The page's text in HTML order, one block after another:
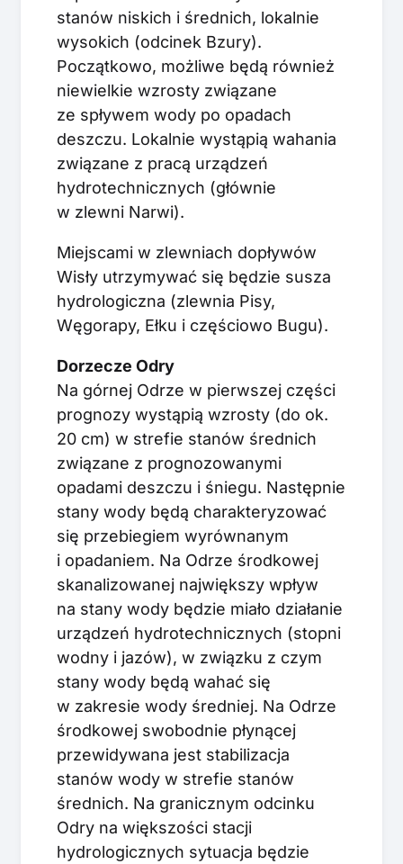
stanów niskich i średnich, lokalnie
wysokich (odcinek Bzury).
Początkowo, możliwe będą również
niewielkie wzrosty związane
ze spływem wody po opadach
deszczu. Lokalnie wystąpią wahania
związane z pracą urządzeń
hydrotechnicznych (głównie
w zlewni Narwi).
Miejscami w zlewniach dopływów
Wisły utrzymywać się będzie susza
hydrologiczna (zlewnia Pisy,
Węgorapy, Ełku i częściowo Bugu).
Dorzecze Odry
Na górnej Odrze w pierwszej części
prognozy wystąpią wzrosty (do ok.
20 cm) w strefie stanów średnich
związane z prognozowanymi
opadami deszczu i śniegu. Następnie
stany wody będą charakteryzować
się przebiegiem wyrównanym
i opadaniem. Na Odrze środkowej
skanalizowanej największy wpływ
na stany wody będzie miało działanie
urządzeń hydrotechnicznych (stopni
wodny i jazów), w związku z czym
stany wody będą wahać się
w zakresie wody średniej. Na Odrze
środkowej swobodnie płynącej
przewidywana jest stabilizacja
stanów wody w strefie stanów
średnich. Na granicznym odcinku
Odry na większości stacji
hydrologicznych sytuacja będzie